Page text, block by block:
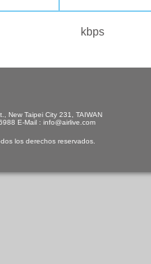
kbps
New Taipei City 231, TAIWAN
E-Mail : info@airlive.com
los derechos reservados.